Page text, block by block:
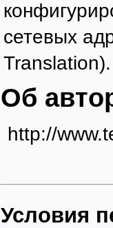
сетевых
Translation).
Об
http://
Условия